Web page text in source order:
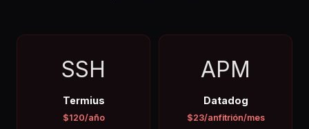
SSH
Termius
$120/año
APM
Datadog
$23/anfitrión/mes